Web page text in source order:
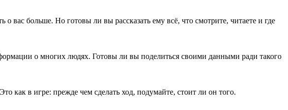
больше. Но готовы ли вы рассказать ему всё, что смотрите, читаете и где
о многих людях. Готовы ли вы поделиться своими данными ради такого
как в игре: прежде чем сделать ход, подумайте, стоит ли он того.